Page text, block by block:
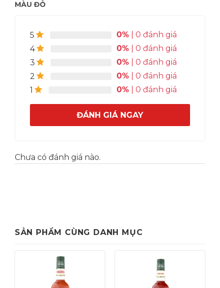
Hotline tư vấn, đặt hàng: 0989.330.683
MÀU ĐỎ
5 0% | 0 đánh giá
4
0% | 0 đánh giá
3
0% | 0 đánh giá
2
0% | 0 đánh giá
1
0% | 0 đánh giá
ĐÁNH GIÁ NGAY
Chưa có đánh giá nào.
SẢN PHẨM CÙNG DANH MỤC